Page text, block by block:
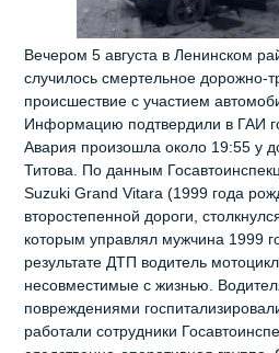
Вечером 5 августа в Ленинском
случилось смертельное
происшествие с участием
Информацию подтвердили в ГАИ
Авария произошла около 19:55 у
Титова. По данным
Suzuki Grand Vitara (1999 года
второстепенной дороги,
которым управлял мужчина 1999
результате ДТП водитель
несовместимые с жизнью.
повреждениями
работали сотрудники